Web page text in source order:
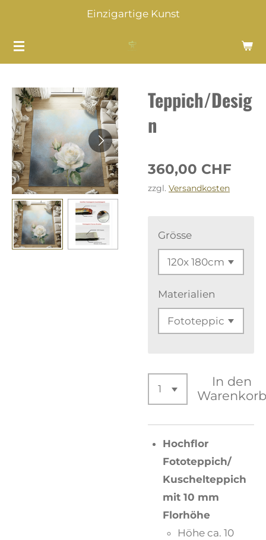
springen
Einzigartige Kunst
Teppich/Desig
n
360,00 CHF
zzgl. Versandkosten
Grösse
Materialien
In den
Hochflor
Fototeppich/
Kuschelteppich
mit 10 mm
Florhöhe
Höhe ca. 10